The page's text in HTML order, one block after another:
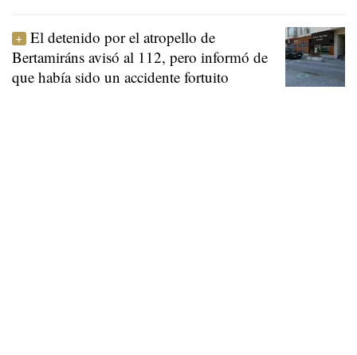
El detenido por el atropello de
Bertamiráns avisó al 112, pero informó de
que había sido un accidente fortuito